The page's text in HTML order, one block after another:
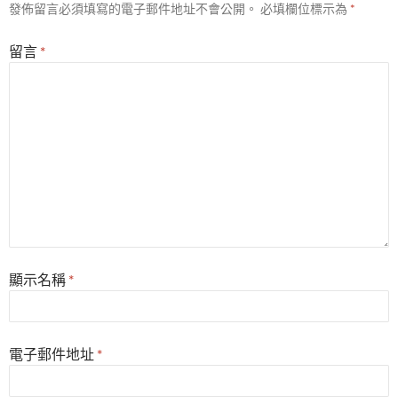
發佈留言必須填寫的電子郵件地址不會公開。 必填欄位標示為 *
留言 *
顯示名稱 *
電子郵件地址 *